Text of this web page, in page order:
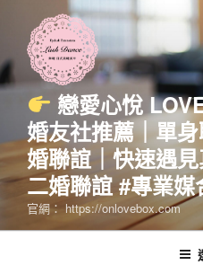
要
戀愛心悅
婚友社推薦｜單
婚聯誼｜快速遇
二婚聯誼 #專業
官網： https://onlovebox.com